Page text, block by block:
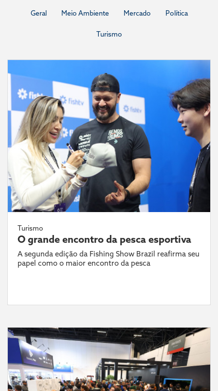
Geral Meio Ambiente Mercado Política
Turismo
Turismo
O grande encontro da pesca esportiva
A segunda edição da Fishing Show Brazil reafirma seu
papel como o maior encontro da pesca